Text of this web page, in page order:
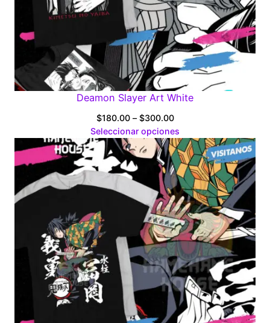
Deamon Slayer Art White
$180.00 – $300.00Price
range:
$180.00
through
$300.00
Seleccionar opciones